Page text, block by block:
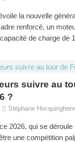
la nouvelle
renforcé, un
de charge de
suivre au
?
Stéphane Hocquinghem
2026, qui se déroule
une compétition